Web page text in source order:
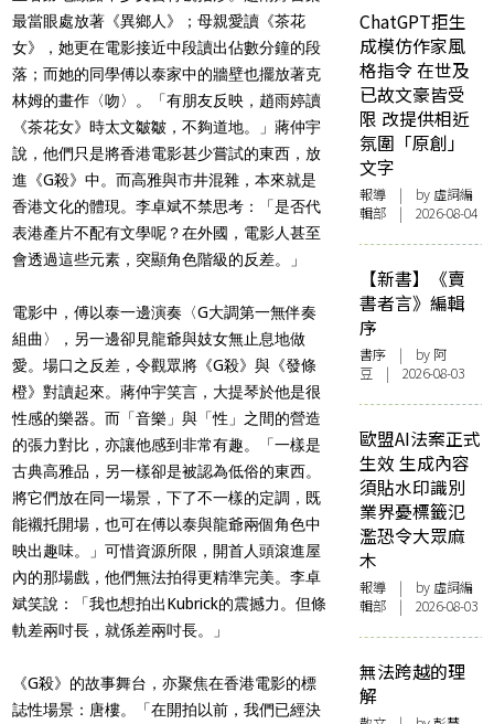
最當眼處放著《異鄉人》；母親愛讀《茶花
女》，她更在電影接近中段讀出佔數分鐘的段
落；而她的同學傅以泰家中的牆壁也擺放著克
林姆的畫作〈吻〉。「有朋友反映，趙雨婷讀
《茶花女》時太文皺皺，不夠道地。」蔣仲宇
說，他們只是將香港電影甚少嘗試的東西，放
進《G殺》中。而高雅與市井混雜，本來就是
香港文化的體現。李卓斌不禁思考：「是否代
表港產片不配有文學呢？在外國，電影人甚至
會透過這些元素，突顯角色階級的反差。」
電影中，傅以泰一邊演奏〈G大調第一無伴奏
組曲〉，另一邊卻見龍爺與妓女無止息地做
愛。場口之反差，令觀眾將《G殺》與《發條
橙》對讀起來。蔣仲宇笑言，大提琴於他是很
性感的樂器。而「音樂」與「性」之間的營造
的張力對比，亦讓他感到非常有趣。「一樣是
古典高雅品，另一樣卻是被認為低俗的東西。
將它們放在同一場景，下了不一樣的定調，既
能襯托開場，也可在傅以泰與龍爺兩個角色中
映出趣味。」可惜資源所限，開首人頭滾進屋
內的那場戲，他們無法拍得更精準完美。李卓
斌笑說：「我也想拍出Kubrick的震撼力。但條
軌差兩吋長，就係差兩吋長。」
《G殺》的故事舞台，亦聚焦在香港電影的標
誌性場景：唐樓。
「在開拍以前，我們已經決
ChatGPT拒生
成模仿作家風
格指令 在世及
已故文豪皆受
限 改提供相近
氛圍「原創」
文字
報導 | by 虛詞編
輯部 | 2026-08-04
【新書】《賣
書者言》編輯
序
書序 | by 阿
豆 | 2026-08-03
歐盟AI法案正式
生效 生成內容
須貼水印識別
業界憂標籤氾
濫恐令大眾麻
木
報導 | by 虛詞編
輯部 | 2026-08-03
無法跨越的理
解